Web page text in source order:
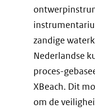
zandige
Nederlandse
proces-
XBeach. Dit
om de